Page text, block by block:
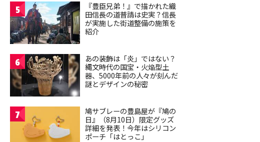
5
『豊臣兄弟！』で描かれた織
田信長の道普請は史実？信長
が実施した街道整備の施策を
紹介
6
あの装飾は「炎」ではない？
縄文時代の国宝・火焔型土
器、5000年前の人々が刻んだ
謎とデザインの秘密
7
鳩サブレーの豊島屋が『鳩の
日』（8月10日）限定グッズ
詳細を発表！今年はシリコン
ポーチ「はとっこ」